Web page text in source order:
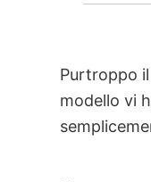
Purtroppo
modello vi